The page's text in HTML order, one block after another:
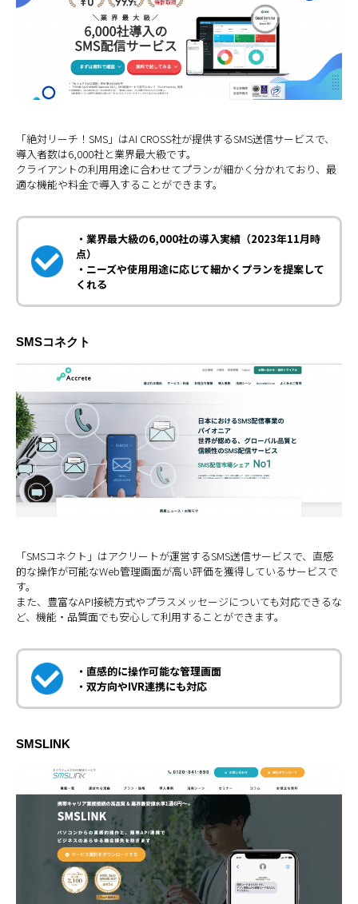
「絶対リーチ！SMS」はAI CROSS社が提供するSMS送信サービスで、
導入者数は6,000社と業界最大級です。
クライアントの利用用途に合わせてプランが細かく分かれており、最
適な機能や料金で導入することができます。
・業界最大級の6,000社の導入実績（2023年11月時
点）
・ニーズや使用用途に応じて細かくプランを提案して
くれる
SMSコネクト
「SMSコネクト」はアクリートが運営するSMS送信サービスで、直感
的な操作が可能なWeb管理画面が高い評価を獲得しているサービスで
す。
また、豊富なAPI接続方式やプラスメッセージについても対応できるな
ど、機能・品質面でも安心して利用することができます。
・直感的に操作可能な管理画面
・双方向やIVR連携にも対応
SMSLINK